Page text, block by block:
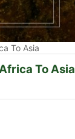
To Asia
To Asia